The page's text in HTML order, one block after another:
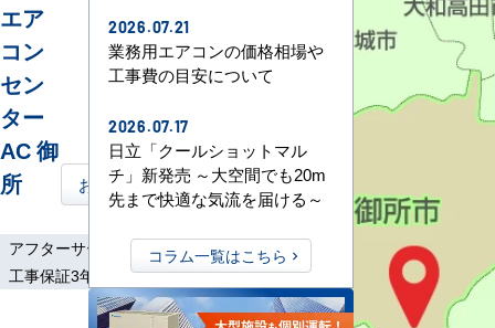
エア
コン
セン
ター
AC 御
所
お問い合わせはこちら
アフターサービス
土日祝工事
工事保証3年
大和高田市、橿原
2026.07.21
業務用エアコンの価格相場や
工事費の目安について
2026.07.17
日立「クールショットマル
チ」新発売 ～大空間でも20m
先まで快適な気流を届ける～
コラム一覧はこちら